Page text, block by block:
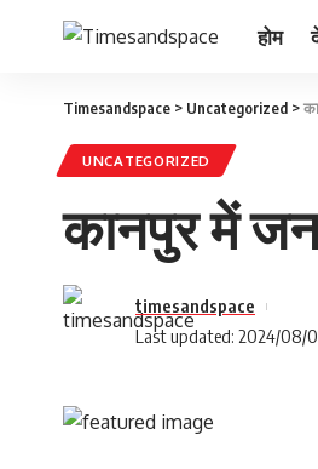
होम
Timesandspace > Uncategorized >
UNCATEGORIZED
कानपुर में
Last updated: 2024/08/
timesandspace